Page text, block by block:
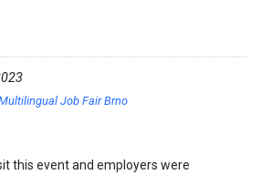
Job Fair Brno
this event and employers were